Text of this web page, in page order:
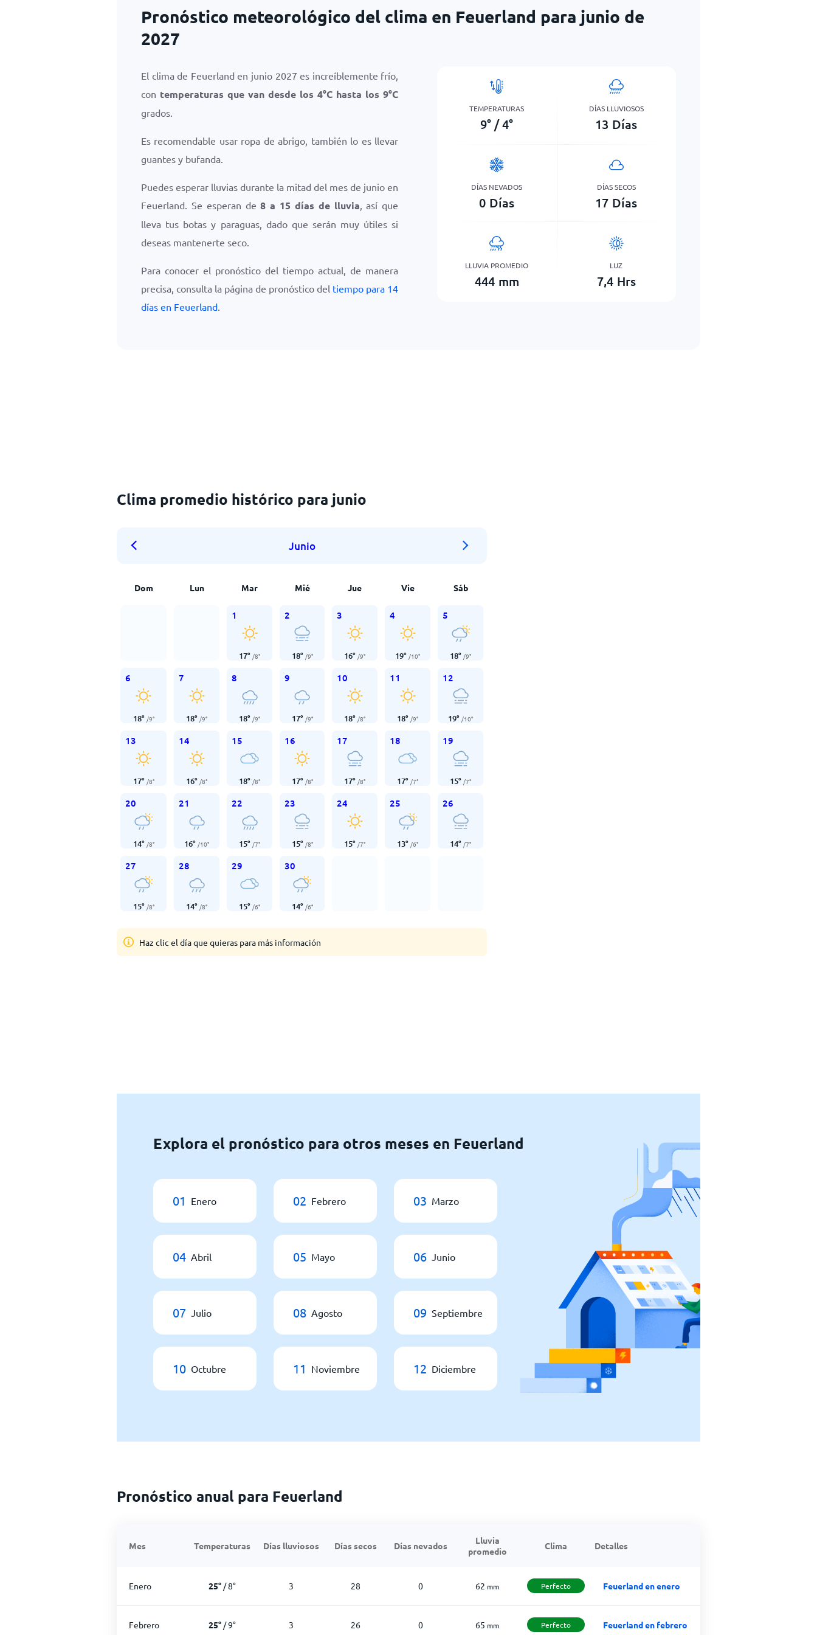
Pronóstico meteorológico del clima en Feuerland para junio de
2027
El clima de Feuerland en junio 2027 es increíblemente frío,
con temperaturas que van desde los4°C hasta los9°C
grados.
Es recomendable usar ropa de abrigo, también lo es llevar
guantes y bufanda.
Puedes esperar lluvias durante la mitad del mes de junio en
Feuerland. Se esperan de8 a 15 días de lluvia, así que
lleva tus botas y paraguas, dado que serán muy útiles si
deseas mantenerte seco.
Para conocer el pronóstico del tiempo actual, de manera
precisa, consulta la página de pronóstico del tiempo para 14
días en Feuerland.
TEMPERATURAS
9° /4°
DÍAS LLUVIOSOS
13 Días
DÍAS NEVADOS
0 Días
DÍAS SECOS
17 Días
LLUVIA PROMEDIO
444 mm
LUZ
7,4 Hrs
Clima promedio histórico para junio
Junio
Dom Lun Mar Mié Jue Vie Sáb
1
17° /8°
2
18° /9°
3
16° /9°
4
19° /10°
5
18° /9°
6
18° /9°
7
18° /9°
8
18° /9°
9
17° /9°
10
18° /8°
11
18° /9°
12
19° /10°
13
17° /8°
14
16° /8°
15
18° /8°
16
17° /8°
17
17° /8°
18
17° /7°
19
15° /7°
20
14° /8°
21
16° /10°
22
15° /7°
23
15° /8°
24
15° /7°
25
13° /6°
26
14° /7°
27
15° /8°
28
14° /8°
29
15° /6°
30
14° /6°
Haz clic el día que quieras para más información
Explora el pronóstico para otros meses en Feuerland
01 Enero 02 Febrero 03 Marzo
04 Abril 05 Mayo 06 Junio
07 Julio 08 Agosto 09 Septiembre
10 Octubre 11 Noviembre 12 Diciembre
Pronóstico anual para Feuerland
Mes Temperaturas Días lluviosos Días secos Días nevados
Lluvia
promedio
Clima Detalles
Enero 25° /8° 3 28 0 62 mm Perfecto Feuerland en enero
Febrero 25° /9° 3 26 0 65 mm Perfecto Feuerland en febrero